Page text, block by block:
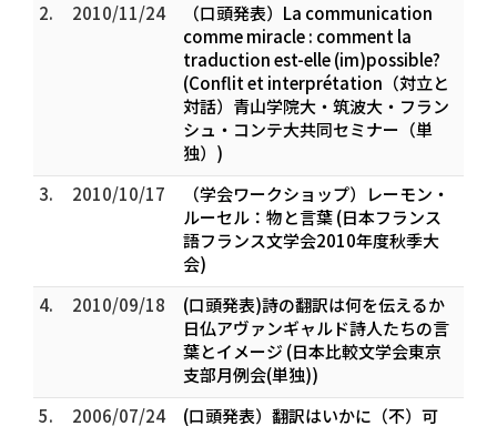
2.
2010/11/24
（口頭発表）La communication
comme miracle : comment la
traduction est-elle (im)possible?
(Conflit et interprétation（対立と
対話）青山学院大・筑波大・フラン
シュ・コンテ大共同セミナー（単
独）)
3.
2010/10/17
（学会ワークショップ）レーモン・
ルーセル：物と言葉 (日本フランス
語フランス文学会2010年度秋季大
会)
4.
2010/09/18
(口頭発表)詩の翻訳は何を伝えるか――
日仏アヴァンギャルド詩人たちの言
葉とイメージ (日本比較文学会東京
支部月例会(単独))
5.
2006/07/24 (口頭発表）翻訳はいかに（不）可